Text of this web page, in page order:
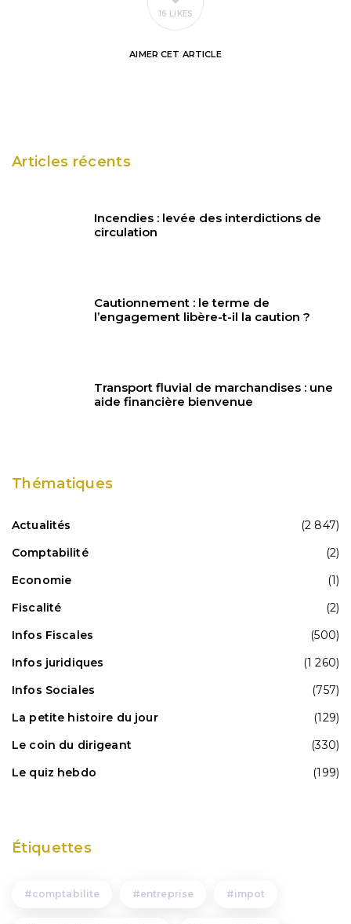
16 LIKES
AIMER CET ARTICLE
Articles récents
Incendies : levée des interdictions de
circulation
Cautionnement : le terme de
l’engagement libère-t-il la caution ?
Transport fluvial de marchandises : une
aide financière bienvenue
Thématiques
Actualités
(2 847)
Comptabilité
(2)
Economie
(1)
Fiscalité
(2)
Infos Fiscales
(500)
Infos juridiques
(1 260)
Infos Sociales
(757)
La petite histoire du jour
(129)
Le coin du dirigeant
(330)
Le quiz hebdo
(199)
Étiquettes
comptabilite entreprise impot